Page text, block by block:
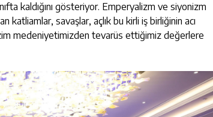
kaldığını gösteriyor. Emperyalizm ve siyonizm
katliamlar, savaşlar, açlık bu kirli iş birliğinin acı
medeniyetimizden tevarüs ettiğimiz değerlere